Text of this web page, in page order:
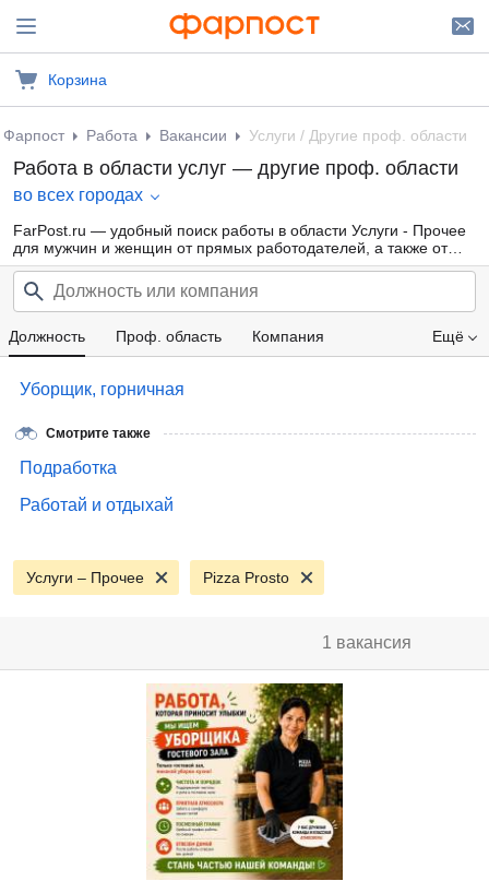
Корзина
Фарпост Работа Вакансии Услуги / Другие проф. области
Работа в области услуг — другие проф. области
во всех городах
FarPost.ru — удобный поиск работы в области Услуги - Прочее
для мужчин и женщин от прямых работодателей, а также от
кадровых агентств. Свежие вакансии каждый день.
Ещё
Должность Проф. область Компания
Уборщик, горничная
Смотрите также
Подработка
Работай и отдыхай
Услуги – Прочее Pizza Prosto
1 вакансия